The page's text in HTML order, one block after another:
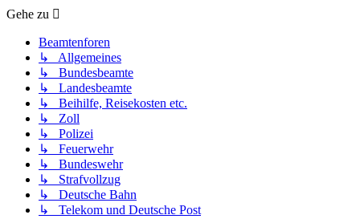
Gehe zu
Beamtenforen
↳ Allgemeines
↳ Bundesbeamte
↳ Landesbeamte
↳ Beihilfe, Reisekosten etc.
↳ Zoll
↳ Polizei
↳ Feuerwehr
↳ Bundeswehr
↳ Strafvollzug
↳ Deutsche Bahn
↳ Telekom und Deutsche Post